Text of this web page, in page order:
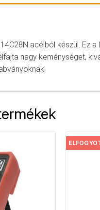
acélból készül. Ez
nagy keménységet,